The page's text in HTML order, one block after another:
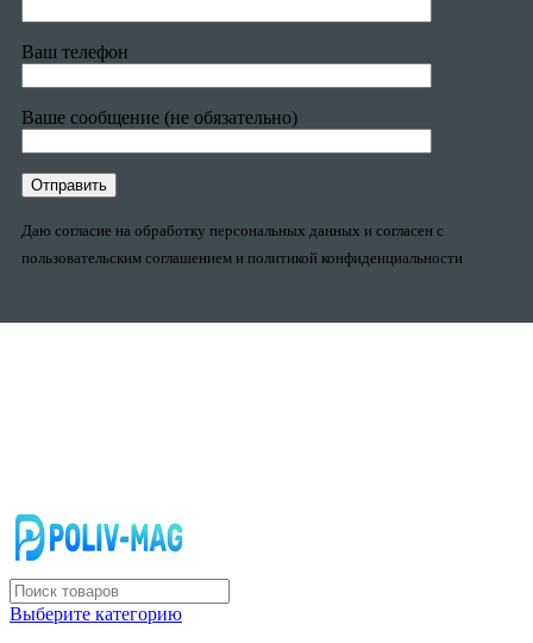
Ваш телефон
Ваше сообщение (не обязательно)
Даю согласие на обработку персональных данных и согласен с
пользовательским соглашением и политикой конфиденциальности
Выберите категорию